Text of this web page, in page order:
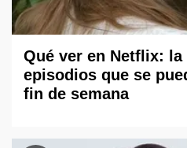
Qué ver en Netflix:
episodios que se
fin de semana